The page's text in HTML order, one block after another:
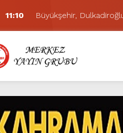
11:10
Büyükşehir, Dulkadiroğlu
5:17
Uluslararası Bisiklet
5:15
Büyükşehir, Gazneliler
6:54
Büyükşehir,
6:53
Büyükşehir’den
6:50
Geleneksel Ağustos
6:48
Tevfik Kadıoğlu
10:21
Dedublüman